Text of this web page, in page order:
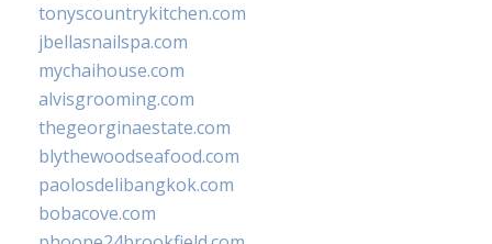
tonyscountrykitchen.com
jbellasnailspa.com
mychaihouse.com
alvisgrooming.com
thegeorginaestate.com
blythewoodseafood.com
paolosdelibangkok.com
bobacove.com